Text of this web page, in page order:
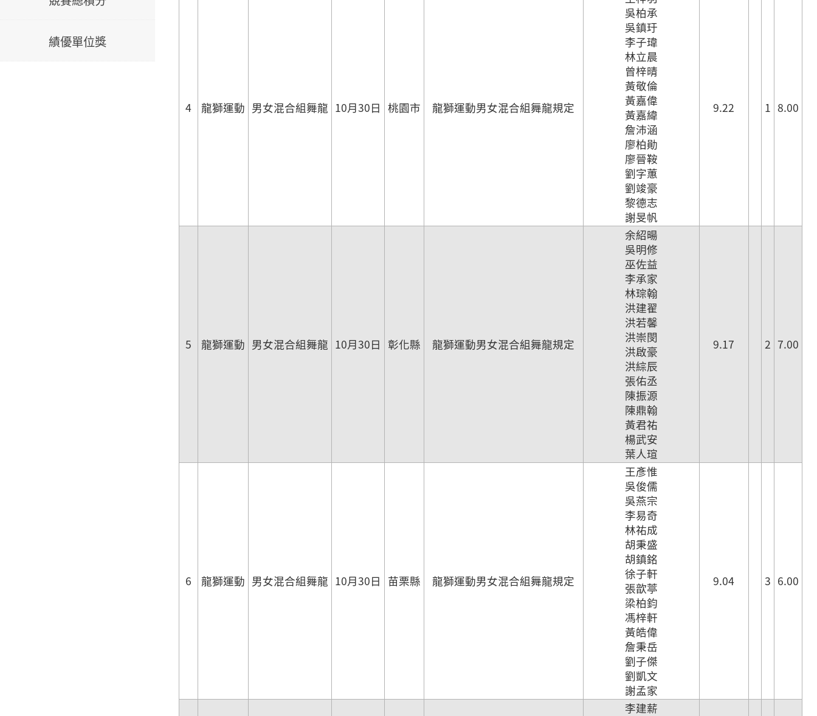
績優單位獎
4 龍獅運動 男女混合組舞龍 10月30日 桃園市 龍獅運動男女混合組舞龍規定
吳柏承
吳鎮玗
李子瑋
林立晨
曾梓晴
黃敬倫
黃嘉偉
黃嘉緯
詹沛涵
廖柏勛
廖晉鞍
劉字蕙
劉竣豪
黎德志
謝旻帆
9.22 1 8.00
5 龍獅運動 男女混合組舞龍 10月30日 彰化縣 龍獅運動男女混合組舞龍規定
余紹暘
吳明修
巫佐益
李承家
林琮翰
洪建翟
洪若馨
洪崇閔
洪啟豪
洪綜辰
張佑丞
陳振源
陳鼎翰
黃君祐
楊武安
葉人瑄
9.17 2 7.00
6 龍獅運動 男女混合組舞龍 10月30日 苗栗縣 龍獅運動男女混合組舞龍規定
王彥惟
吳俊儒
吳燕宗
李易奇
林祐成
胡秉盛
胡鎮銘
徐子軒
張歆葶
梁柏鈞
馮梓軒
黃皓偉
詹秉岳
劉子傑
劉凱文
謝孟家
9.04 3 6.00
李建薪